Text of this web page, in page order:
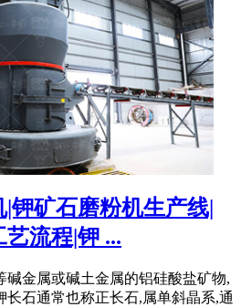
钾矿石磨粉机生产线|
流程|钾 ...
碱金属或碱土金属的铝硅酸盐矿物,
长石通常也称正长石,属单斜晶系,通